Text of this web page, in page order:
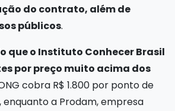
do contrato, além de
públicos.
que o Instituto Conhecer Brasil
por preço muito acima dos
cobra R$ 1.800 por ponto de
a Prodam, empresa